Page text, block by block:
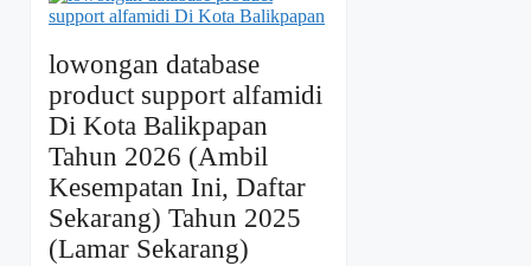
lowongan database
product support alfamidi
Di Kota Balikpapan
Tahun 2026 (Ambil
Kesempatan Ini, Daftar
Sekarang) Tahun 2025
(Lamar Sekarang)